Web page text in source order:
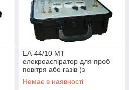
ЕА-44/10 МТ
елекроаспіратор для проб
повітря або газів (з
вбудованими цифровим
мікроманометром,
Немає в наявності